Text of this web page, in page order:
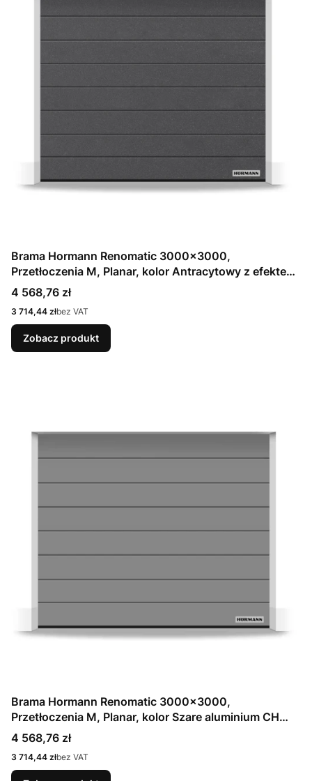
Brama Hormann Renomatic 3000x3000,
Przetłoczenia M, Planar, kolor Antracytowy z efektem
metalicznym CH 703 Matt deluxe + Prowadzenie N
Cena
4 568,76 zł
Cena
3 714,44 złbez VAT
Zobacz produkt
Brama Hormann Renomatic 3000x3000,
Przetłoczenia M, Planar, kolor Szare aluminium CH
9007 Matt deluxe + Prowadzenie N
Cena
4 568,76 zł
Cena
3 714,44 złbez VAT